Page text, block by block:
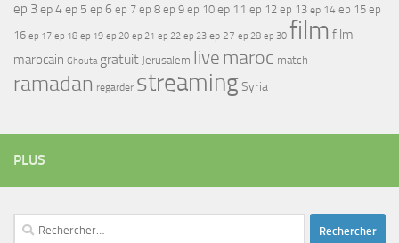
ep 3ep 4ep 5 ep 6 ep 7 ep 8 ep 9 ep 10 ep 11 ep 12 ep 13 ep 14 ep 15 ep
16 ep 17 ep 18 ep 19 ep 20 ep 21 ep 22 ep 23 ep 27 ep 28 ep 30 film film
marocain Ghouta gratuit Jerusalem live maroc match
ramadan regarder streamingSyria
PLUS
Rechercher :